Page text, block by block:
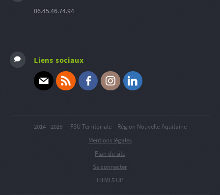
06.45.46.74.94
Liens sociaux
2014 - 2026 — FSU Territoriale – Région Nouvelle-Aquitaine
Mentions légales
Plan du site
Se connecter
HTML5 UP